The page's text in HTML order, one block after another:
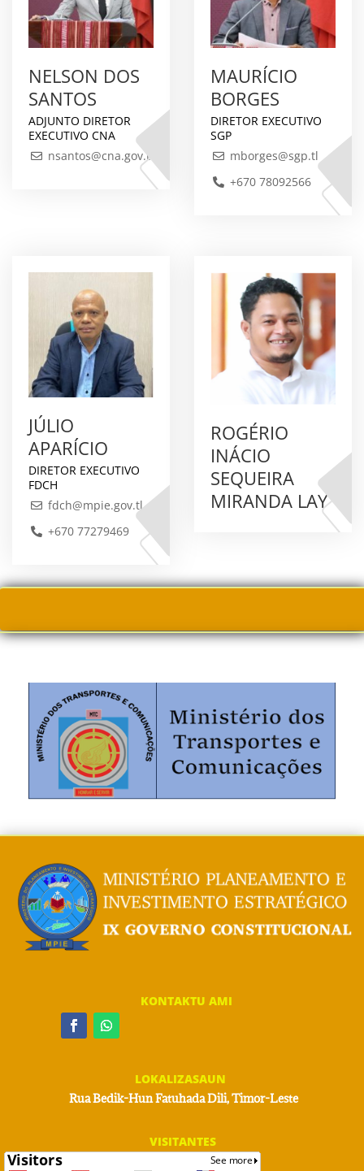
NELSON DOS
SANTOS
ADJUNTO DIRETOR
EXECUTIVO CNA
nsantos@cna.gov.tl
MAURÍCIO
BORGES
DIRETOR EXECUTIVO
SGP
mborges@sgp.tl
+670 78092566
JÚLIO
APARÍCIO
DIRETOR EXECUTIVO
FDCH
fdch@mpie.gov.tl
+670 77279469
ROGÉRIO
INÁCIO
SEQUEIRA
MIRANDA LAY
KONTAKTU AMI
LOKALIZASAUN
Rua Bedik-Hun Fatuhada Dili, Timor-Leste
VISITANTES